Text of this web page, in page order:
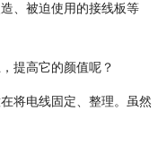
、被迫使用的接线板等
提高它的颜值呢？
将电线固定、整理。虽然